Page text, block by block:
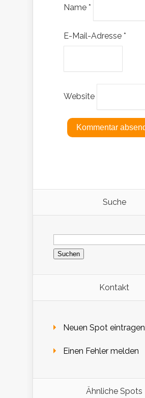
Name *
E-Mail-Adresse *
Website
Suche
Suchen
nach:
Kontakt
Neuen Spot eintragen
Einen Fehler melden
Ähnliche Spots